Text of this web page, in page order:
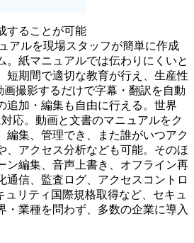
することが可能
アルを現場スタッフが簡単に作成
。紙マニュアルでは伝わりにくいと
短期間で適切な教育が行え、生産性
画撮影するだけで字幕・翻訳を自動
追加・編集も自由に行える。世界
応。動画と文書のマニュアルをク
編集、管理でき、また誰がいつアク
、アクセス分析なども可能。そのほ
ン編集、音声上書き、オフライン再
通信、監査ログ、アクセスコントロ
ュリティ国際規格取得など、セキュ
・業種を問わず、多数の企業に導入